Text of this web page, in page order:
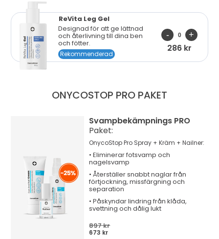
ReVita Leg Gel
Designad för att ge lättnad
och återlivning till dina ben
och fötter.
Rekommenderad
286 kr
ONYCOSTOP PRO PAKET
Svampbekämpnings PRO
Paket:
OnycoStop Pro Spray + Kräm + Nailner:
•Eliminerarfotsvamp och
nagelsvamp
•Återställersnabbt naglar från
förtjockning, missfärgning och
separation
•Påskyndarlindring från klåda,
svettning och dålig lukt
897 kr
673 kr